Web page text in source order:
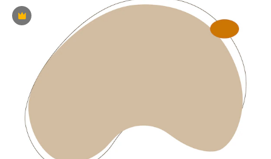
Premium